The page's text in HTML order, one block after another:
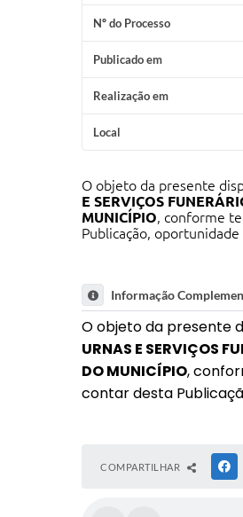
Nº do Processo
Publicado em
Realização em
Local
O objeto da presente
E SERVIÇOS
MUNICÍPIO, conforme
Publicação,
Informação
O objeto da presente
URNAS E SERVIÇOS
DO MUNICÍPIO,
contar desta
COMPARTILHAR